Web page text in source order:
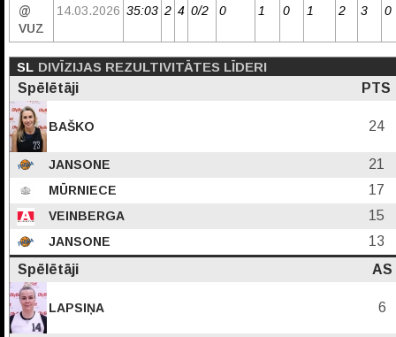
@
VUZ
14.03.2026 35:03 2 4 0/2 0 1 0 1 2 3 0
SL DIVĪZIJAS REZULTIVITĀTES LĪDERI
Spēlētāji
PTS
BAŠKO 24
JANSONE 21
MŪRNIECE 17
VEINBERGA 15
JANSONE
13
Spēlētāji
AS
LAPSIŅA 6